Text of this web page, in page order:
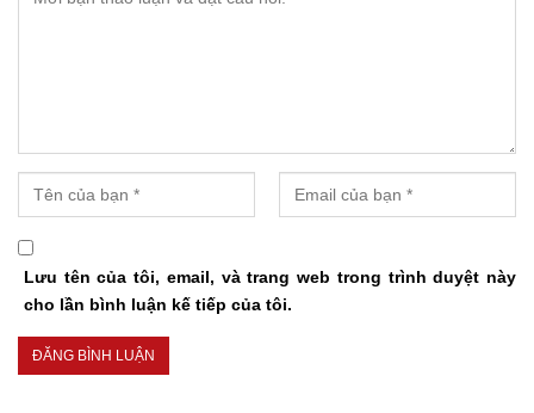
Lưu tên của tôi, email, và trang web trong trình duyệt này
cho lần bình luận kế tiếp của tôi.